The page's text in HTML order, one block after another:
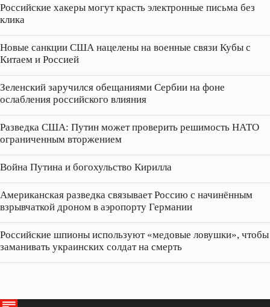
Российские хакеры могут красть электронные письма без
клика
Новые санкции США нацелены на военные связи Кубы с
Китаем и Россией
Зеленский заручился обещаниями Сербии на фоне
ослабления российского влияния
Разведка США: Путин может проверить решимость НАТО
ограниченным вторжением
Война Путина и богохульство Кирилла
Американская разведка связывает Россию с начинённым
взрывчаткой дроном в аэропорту Германии
Российские шпионы используют «медовые ловушки», чтобы
заманивать украинских солдат на смерть